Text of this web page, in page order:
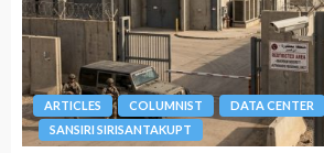
ARTICLES COLUMNIST DATA CENTER
SANSIRI SIRISANTAKUPT